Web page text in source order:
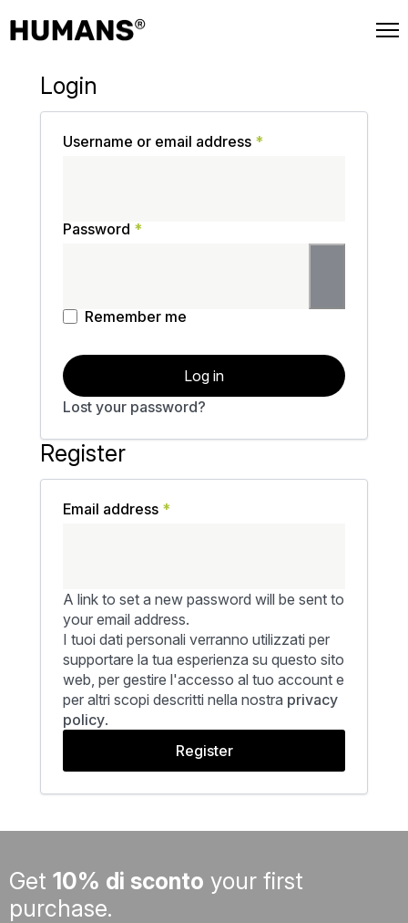
📦 Free shipping on every order.
Login
Username or email address *
Password *
Remember me
Log in
Lost your password?
Register
Email address *
A link to set a new password will be sent to
your email address.
I tuoi dati personali verranno utilizzati per
supportare la tua esperienza su questo sito
web, per gestire l'accesso al tuo account e
per altri scopi descritti nella nostra privacy
policy.
Register
Get 10% di sconto your first
purchase.